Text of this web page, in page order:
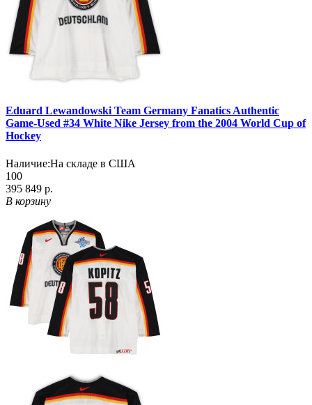
Eduard Lewandowski Team Germany Fanatics Authentic
Game-Used #34 White Nike Jersey from the 2004 World Cup of
Hockey
Наличие:На складе в США
100
395 849 р.
В корзину